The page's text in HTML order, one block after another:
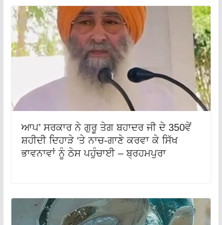
ਆਪ’ ਸਰਕਾਰ ਨੇ ਗੁਰੂ ਤੇਗ ਬਹਾਦਰ ਜੀ ਦੇ 350ਵੇਂ
ਸ਼ਹੀਦੀ ਦਿਹਾੜੇ ‘ਤੇ ਨਾਚ-ਗਾਣੇ ਕਰਵਾ ਕੇ ਸਿੱਖ
ਭਾਵਨਾਵਾਂ ਨੂੰ ਠੇਸ ਪਹੁੰਚਾਈ – ਬ੍ਰਹਮਪੁਰਾ